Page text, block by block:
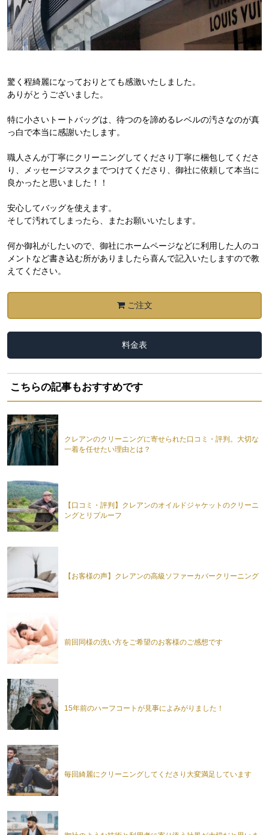
驚く程綺麗になっておりとても感激いたしました。
ありがとうございました。
特に小さいトートバッグは、待つのを諦めるレベルの汚さなのが真
っ白で本当に感謝いたします。
職人さんが丁寧にクリーニングしてくださり丁寧に梱包してくださ
り、メッセージマスクまでつけてくださり、御社に依頼して本当に
良かったと思いました！！
安心してバッグを使えます。
そして汚れてしまったら、またお願いいたします。
何か御礼がしたいので、御社にホームページなどに利用した人のコ
メントなど書き込む所がありましたら喜んで記入いたしますので教
えてください。
ご注文
料金表
こちらの記事もおすすめです
クレアンのクリーニングに寄せられた口コミ・評判。大切な
一着を任せたい理由とは？
【口コミ・評判】クレアンのオイルドジャケットのクリーニ
ングとリプルーフ
【お客様の声】クレアンの高級ソファーカバークリーニング
前回同様の洗い方をご希望のお客様のご感想です
15年前のハーフコートが見事によみがりました！
毎回綺麗にクリーニングしてくださり大変満足しています